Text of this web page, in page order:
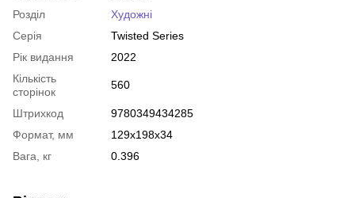
Розділ
Художні
Серія
Twisted Series
Рік видання
2022
Кількість
сторінок
560
Штрихкод
9780349434285
Формат, мм
129x198x34
Вага, кг
0.396